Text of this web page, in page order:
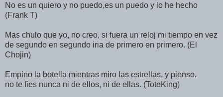
No es un quiero y no puedo,es un puedo y lo he hecho
(Frank T)
Mas chulo que yo, no creo, si fuera un reloj mi tiempo en vez
de segundo en segundo iria de primero en primero. (El
Chojin)
Empino la botella mientras miro las estrellas, y pienso,
no te fies nunca ni de ellos, ni de ellas. (ToteKing)